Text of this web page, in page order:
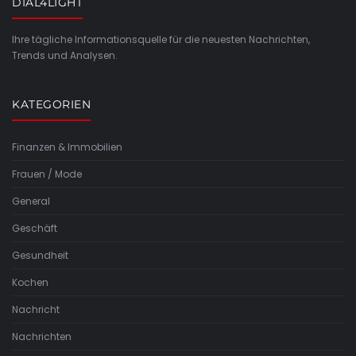
Ihre tägliche Informationsquelle für die neuesten Nachrichten,
Trends und Analysen.
KATEGORIEN
Finanzen & Immobilien
Frauen / Mode
General
Geschäft
Gesundheit
Kochen
Nachricht
Nachrichten